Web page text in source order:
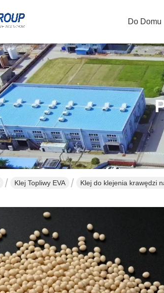
Do Domu
Klej Topliwy EVA Klej do klejenia krawędzi